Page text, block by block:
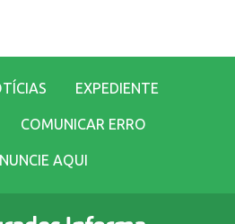
EXPEDIENTE
COMUNICAR ERRO
AQUI